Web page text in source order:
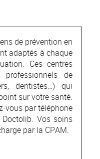
de prévention en
adaptés à chaque
Ces centres
de
dentistes…) qui
sur votre santé.
vous par téléphone
Vos soins
par la CPAM.